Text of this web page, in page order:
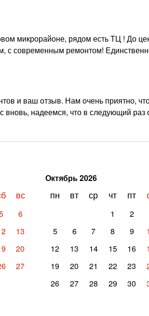
вс
6
13
20
27
Октябрь2026
пн вт ср чт пт
1 2
5
6 7 8 9
12
13 14 15 16
19
20 21 22 23
26
27 28 29 30
микрорайоне, рядом есть ТЦ ! До
с современным ремонтом!
и ваш отзыв. Нам очень приятно,
вновь, надеемся, что в следующий раз